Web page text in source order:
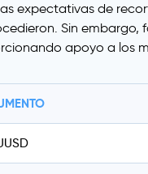
expectativas de
Sin embargo,
apoyo a los